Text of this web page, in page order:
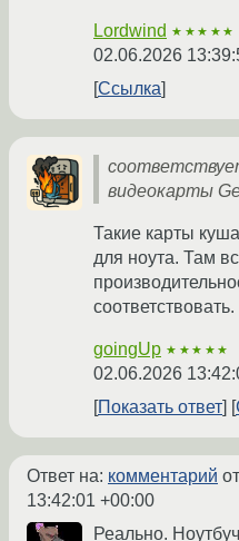
Lordwind ★★★★★
02.06.2026
Ссылка
видеокарты
Такие карты
для ноута. Там
соответствовать.
goingUp ★★★★★
02.06.2026
Показать ответ
Ответ на: комментарий
13:42:01 +00:00
Реально.